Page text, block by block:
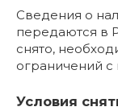
Сведения о
передаются в
снято,
ограничений с
Условия